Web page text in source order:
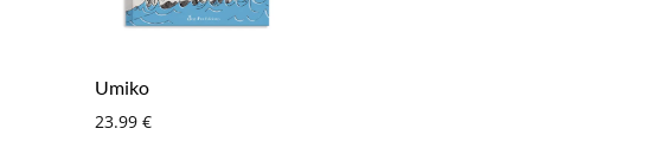
Umiko
23.99 €